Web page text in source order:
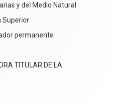
y del Medio Natural
Superior
permanente
TITULAR DE LA